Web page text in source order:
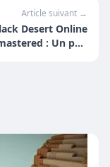
Article suivant →
Desert Online
: Un pari